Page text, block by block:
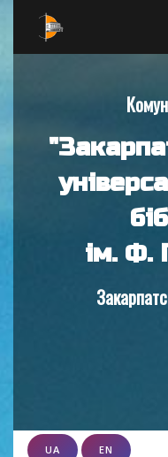
ім. Ф.
UA EN